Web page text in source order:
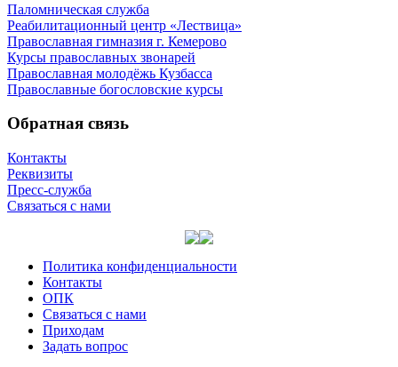
Паломническая служба
Реабилитационный центр «Лествица»
Православная гимназия г. Кемерово
Курсы православных звонарей
Православная молодёжь Кузбасса
Православные богословские курсы
Обратная связь
Контакты
Реквизиты
Пресс-служба
Связаться с нами
Политика конфиденциальности
Контакты
ОПК
Связаться с нами
Приходам
Задать вопрос